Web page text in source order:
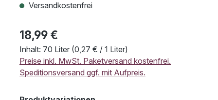
Versandkostenfrei
18,99 €
Inhalt: 70 Liter (0,27 € / 1 Liter)
Preise inkl. MwSt. Paketversand kostenfrei.
Speditionsversand ggf. mit Aufpreis.